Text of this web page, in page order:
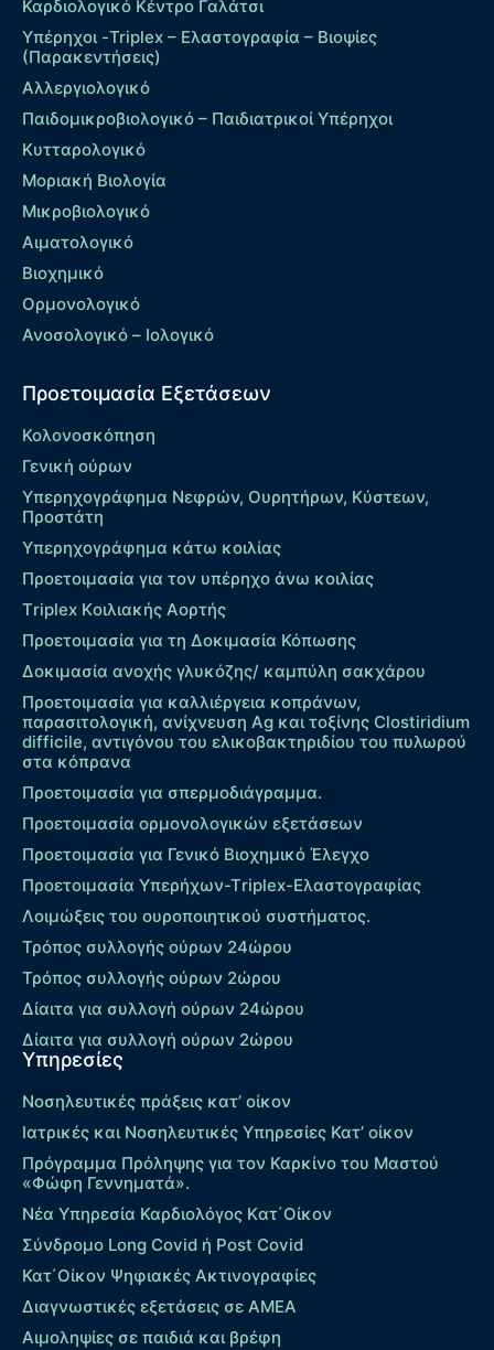
Καρδιολογικό Κέντρο Γαλάτσι
Υπέρηχοι -Triplex – Eλαστογραφία – Βιοψίες
(Παρακεντήσεις)
Αλλεργιολογικό
Παιδομικροβιολογικό – Παιδιατρικοί Υπέρηχοι
Κυτταρολογικό
Μοριακή Βιολογία
Μικροβιολογικό
Αιματολογικό
Βιοχημικό
Ορμονολογικό
Ανοσολογικό – Ιολογικό
Προετοιμασία Εξετάσεων
Κολονοσκόπηση
Γενική ούρων
Υπερηχογράφημα Νεφρών, Ουρητήρων, Κύστεων,
Προστάτη
Υπερηχογράφημα κάτω κοιλίας
Προετοιμασία για τον υπέρηχο άνω κοιλίας
Τriplex Kοιλιακής Αορτής
Προετοιμασία για τη Δοκιμασία Κόπωσης
Δοκιμασία ανοχής γλυκόζης/ καμπύλη σακχάρου
Προετοιμασία για καλλιέργεια κοπράνων,
παρασιτολογική, ανίχνευση Ag και τοξίνης Clostiridium
difficile, αντιγόνου του ελικοβακτηριδίου του πυλωρού
στα κόπρανα
Προετοιμασία για σπερμοδιάγραμμα.
Προετοιμασία ορμονολογικών εξετάσεων
Προετοιμασία για Γενικό Βιοχημικό Έλεγχο
Προετοιμασία Υπερήχων-Τriplex-Ελαστογραφίας
Λοιμώξεις του ουροποιητικού συστήματος.
Τρόπος συλλογής ούρων 24ώρου
Τρόπος συλλογής ούρων 2ώρου
Δίαιτα για συλλογή ούρων 24ώρου
Δίαιτα για συλλογή ούρων 2ώρου
Υπηρεσίες
Νοσηλευτικές πράξεις κατ’ οίκον
Ιατρικές και Νοσηλευτικές Υπηρεσίες Κατ’ οίκον
Πρόγραμμα Πρόληψης για τον Καρκίνο του Μαστού
«Φώφη Γεννηματά».
Νέα Υπηρεσία Καρδιολόγος Kατ΄Οίκον
Σύνδρομο Long Covid ή Post Covid
Κατ΄Οίκον Ψηφιακές Ακτινογραφίες
Διαγνωστικές εξετάσεις σε ΑΜΕΑ
Αιμοληψίες σε παιδιά και βρέφη